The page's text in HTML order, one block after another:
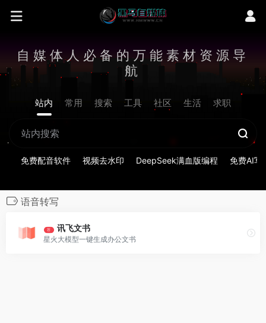
自媒体人必备的万能素材资源导
航
站内 常用 搜索 工具 社区 生活 求职
免费配音软件 视频去水印 DeepSeek满血版编程 免费AI写
语音转写
荐 讯飞文书
星火大模型一键生成办公文书